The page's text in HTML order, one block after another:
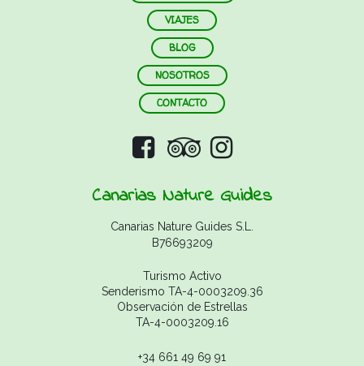
VIAJES
BLOG
NOSOTROS
CONTACTO
Canarias Nature Guides
Canarias Nature Guides S.L.
B76693209
Turismo Activo
Senderismo TA-4-0003209.36
Observación de Estrellas
TA-4-0003209.16
+34 661 49 69 91